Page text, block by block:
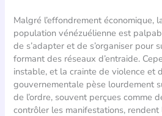
Malgré l’effondrement économique,
population vénézuélienne est
de s’adapter et de s’organiser pour
formant des réseaux d’entraide.
instable, et la crainte de violence et
gouvernementale pèse lourdement
de l’ordre, souvent perçues comme
contrôler les manifestations, rendent